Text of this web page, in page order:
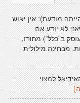
מודעת): אין יאוש
לא יודע אם
ב"כלל") מחורז,
מבחינה מילולית
למצוי